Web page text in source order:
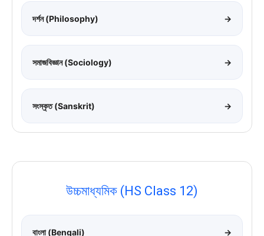
দর্শন (Philosophy) →
সমাজবিজ্ঞান (Sociology) →
সংস্কৃত (Sanskrit) →
উচ্চমাধ্যমিক (HS Class 12)
বাংলা (Bengali) →